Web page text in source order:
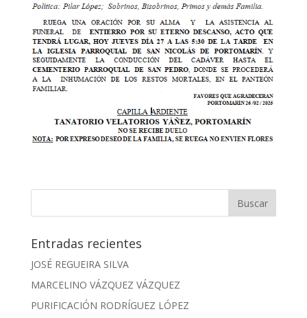
Entradas recientes
JOSÉ REGUEIRA SILVA
MARCELINO VÁZQUEZ VÁZQUEZ
PURIFICACIÓN RODRÍGUEZ LÓPEZ